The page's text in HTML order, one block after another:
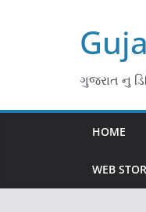
ગુજરાત નુ
HOME
WEB